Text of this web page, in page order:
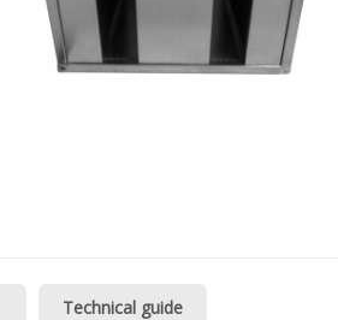
Technical guide